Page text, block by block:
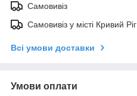
Самовивіз
Самовивіз у місті Кривий Ріг
Всі умови доставки
Умови оплати